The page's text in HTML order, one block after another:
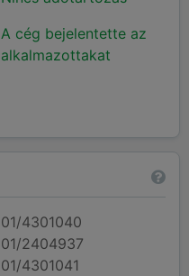
A cég bejelentette az
alkalmazottakat
01/4301040
01/2404937
01/4301041